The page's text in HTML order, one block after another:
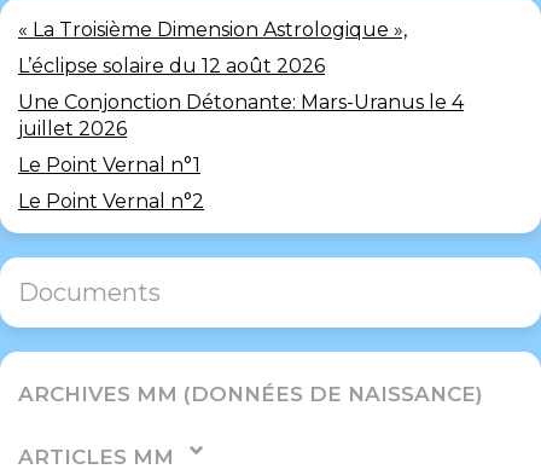
« La Troisième Dimension Astrologique »,
L’éclipse solaire du 12 août 2026
Une Conjonction Détonante: Mars-Uranus le 4
juillet 2026
Le Point Vernal n°1
Le Point Vernal n°2
Documents
ARCHIVES MM (DONNÉES DE NAISSANCE)
ARTICLES MM